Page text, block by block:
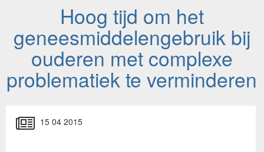
Hoog tijd om het
geneesmiddelengebruik bij
ouderen met complexe
problematiek te verminderen
15 04 2015